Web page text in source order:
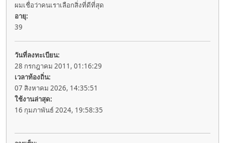
ผมเชื่อว่าคนเราเลือกสิ่งที่ดีที่สุด
อายุ:
39
วันที่ลงทะเบียน:
28 กรกฎาคม 2011, 01:16:29
เวลาท้องถิ่น:
07 สิงหาคม 2026, 14:35:51
ใช้งานล่าสุด:
16 กุมภาพันธ์ 2024, 19:58:35